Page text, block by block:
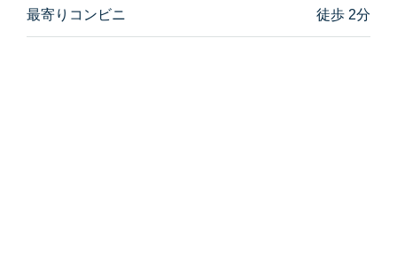
最寄りコンビニ 徒歩 2分